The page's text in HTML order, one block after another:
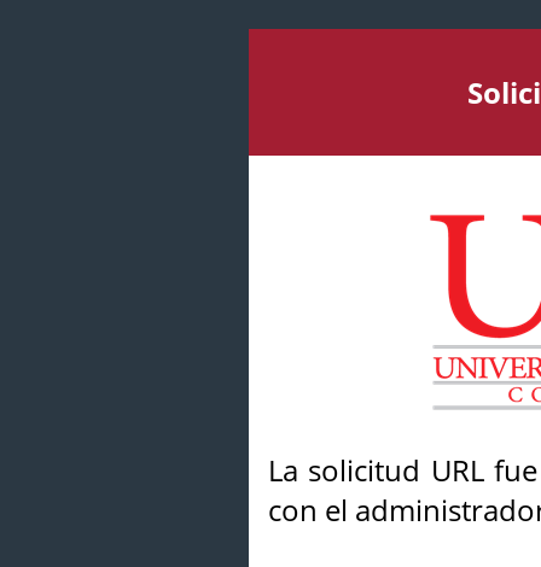
La solicitud URL
con el